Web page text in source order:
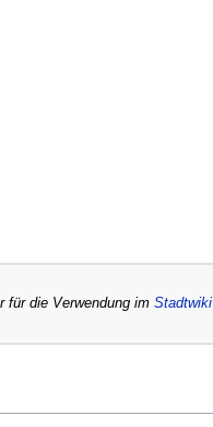
für die Verwendung imStadtwiki